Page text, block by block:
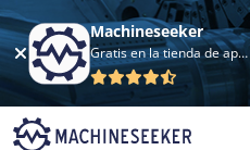
Machineseeker
Gratis en la tienda de aplicaciones